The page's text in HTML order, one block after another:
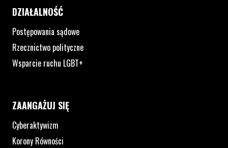
DZIAŁALNOŚĆ
Postępowania sądowe
Rzecznictwo polityczne
Wsparcie ruchu LGBT+
ZAANGAŻUJ SIĘ
Cyberaktywizm
Korony Równości